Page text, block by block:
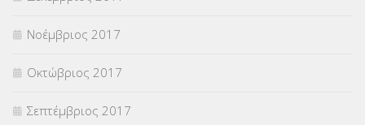
Νοέμβριος 2017
Οκτώβριος 2017
Σεπτέμβριος 2017